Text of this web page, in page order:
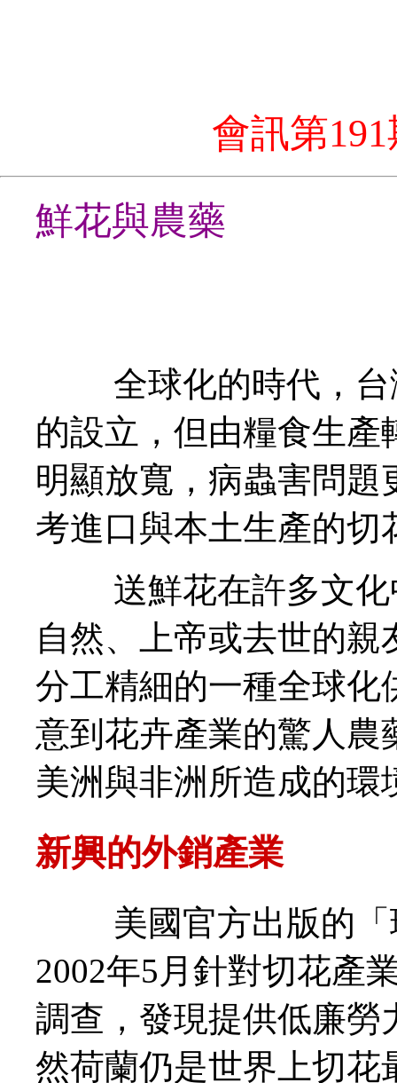
會訊第
鮮花與農藥
全球化的時代，台
的設立，但由糧食生
明顯放寬，病蟲害問
考進口與本土生產的切
送鮮花在許多文化
自然、上帝或去世的
分工精細的一種全球化
意到花卉產業的驚人農
美洲與非洲所造成的環
新興的外銷產業
美國官方出版的「
2002年5月針對切花產
調查，發現提供低廉勞
然荷蘭仍是世界上切花